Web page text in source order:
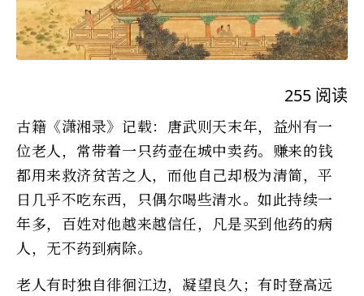
255 阅读
古籍《潇湘录》记载：唐武则天末年，益州有一
位老人，常带着一只药壶在城中卖药。赚来的钱
都用来救济贫苦之人，而他自己却极为清简，平
日几乎不吃东西，只偶尔喝些清水。如此持续一
年多，百姓对他越来越信任，凡是买到他药的病
人，无不药到病除。
老人有时独自徘徊江边，凝望良久；有时登高远